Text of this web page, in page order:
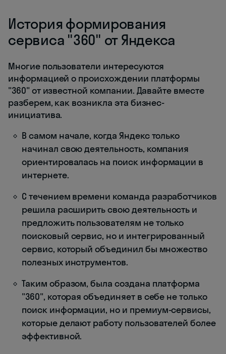
История формирования
сервиса "360" от Яндекса
Многие пользователи интересуются
информацией о происхождении платформы
"360" от известной компании. Давайте вместе
разберем, как возникла эта бизнес-
инициатива.
В самом начале, когда Яндекс только
начинал свою деятельность, компания
ориентировалась на поиск информации в
интернете.
С течением времени команда разработчиков
решила расширить свою деятельность и
предложить пользователям не только
поисковый сервис, но и интегрированный
сервис, который объединил бы множество
полезных инструментов.
Таким образом, была создана платформа
"360", которая объединяет в себе не только
поиск информации, но и премиум-сервисы,
которые делают работу пользователей более
эффективной.